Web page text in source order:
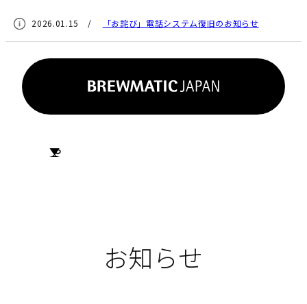
2026.01.15 / 「お詫び」電話システム復旧のお知らせ
お知らせ